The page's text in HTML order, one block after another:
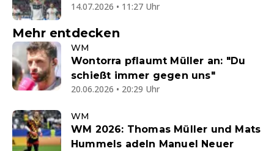
14.07.2026 • 11:27 Uhr
Mehr entdecken
WM
Wontorra pflaumt Müller an: "Du
schießt immer gegen uns"
20.06.2026 • 20:29 Uhr
WM
WM 2026: Thomas Müller und Mats
Hummels adeln Manuel Neuer